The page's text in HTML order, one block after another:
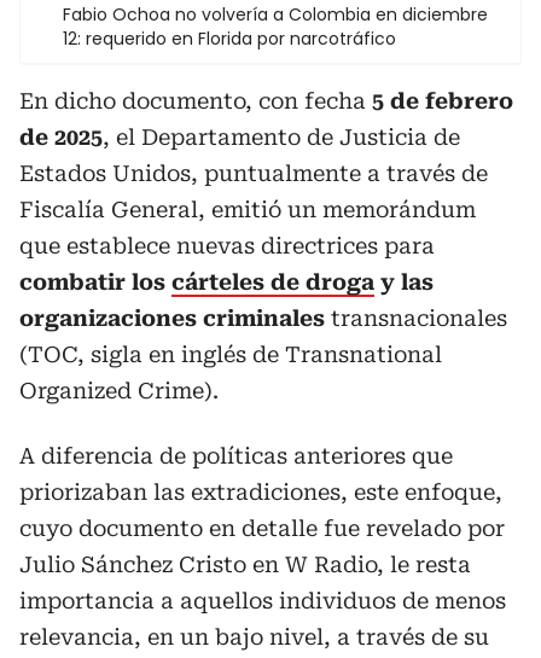
Fabio Ochoa no volvería a Colombia en diciembre
12: requerido en Florida por narcotráfico
En dicho documento, con fecha 5 de febrero
de 2025, el Departamento de Justicia de
Estados Unidos, puntualmente a través de
Fiscalía General, emitió un memorándum
que establece nuevas directrices para
combatir los cárteles de droga y las
organizaciones criminales transnacionales
(TOC, sigla en inglés de Transnational
Organized Crime).
A diferencia de políticas anteriores que
priorizaban las extradiciones, este enfoque,
cuyo documento en detalle fue revelado por
Julio Sánchez Cristo en W Radio, le resta
importancia a aquellos individuos de menos
relevancia, en un bajo nivel, a través de su